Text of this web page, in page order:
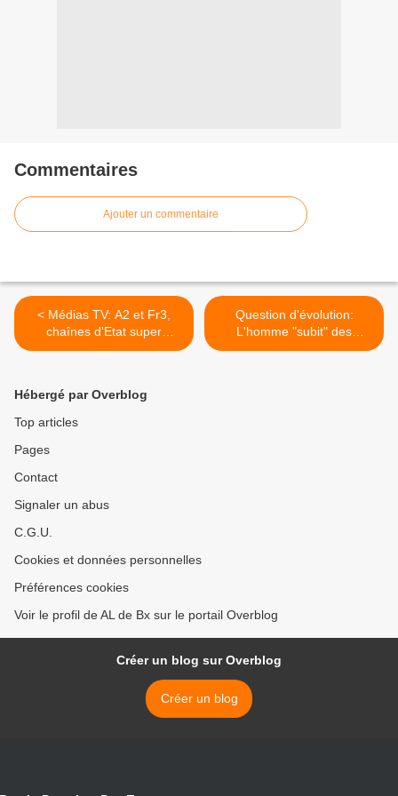
Commentaires
Ajouter un commentaire
< Médias TV: A2 et Fr3,
chaînes d'Etat super
récompensées !!
Question d'évolution:
L'homme "subit" des
modifications génétiques de
Hébergé par Overblog
Top articles
Pages
Contact
Signaler un abus
C.G.U.
Cookies et données personnelles
Préférences cookies
Voir le profil de AL de Bx sur le portail Overblog
Créer un blog sur Overblog
Créer un blog